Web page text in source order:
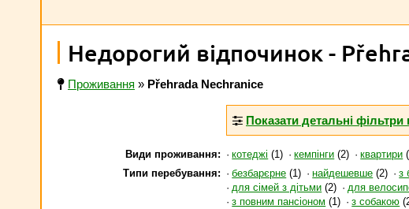
Недорогий відпочинок -
Проживання » Přehrada Nechranice
Показати детальні
Види проживання: котеджі (1) кемпінги (2) квартири
Типи перебування:
безбарєрне (1) найдешевше (2) з
для сімей з дітьми (2) для
з повним пансіоном (1) з собакою